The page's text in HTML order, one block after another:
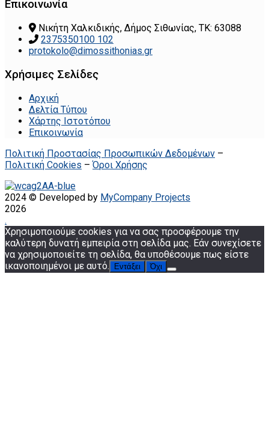
Επικοινωνία
Νικήτη Χαλκιδικής, Δήμος Σιθωνίας, ΤΚ: 63088
2375350100 102
protokolo@dimossithonias.gr
Χρήσιμες Σελίδες
Αρχική
Δελτία Τύπου
Χάρτης Ιστοτόπου
Επικοινωνία
Πολιτική Προστασίας Προσωπικών Δεδομένων –
Πολιτική Cookies –Όροι Χρήσης
2024 © Developed by MyCompany Projects
2026
.
Χρησιμοποιούμε cookies για να σας προσφέρουμε την
καλύτερη δυνατή εμπειρία στη σελίδα μας. Εάν συνεχίσετε
να χρησιμοποιείτε τη σελίδα, θα υποθέσουμε πως είστε
ικανοποιημένοι με αυτό.
Εντάξει Όχι